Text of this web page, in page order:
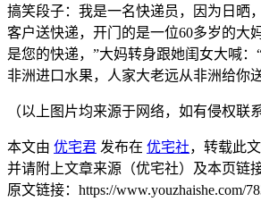
搞笑段子：我是一名快递员，因为日晒
客户送快递，开门的是一位60多岁的大
是您的快递，”大妈转身跟她闺女大喊
非洲进口水果，人家大老远从非洲给你
（以上图片均来源于网络，如有侵权联
本文由 优宅君 发布在 优宅社，转载此
并请附上文章来源（优宅社）及本页链接
原文链接：https://www.youzhaishe.com/